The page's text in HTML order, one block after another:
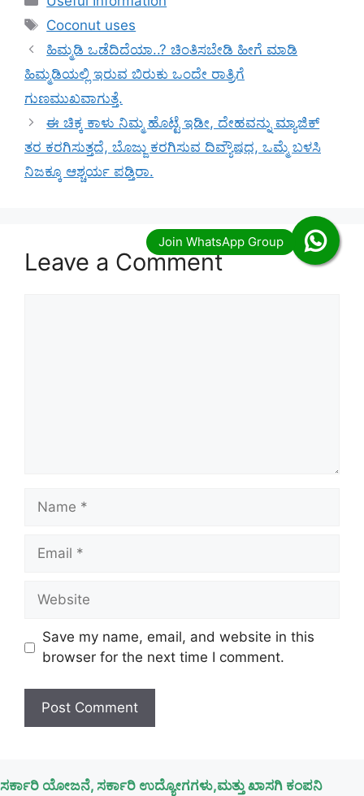
Tags
Coconut uses
ಹಿಮ್ಮಡಿ ಒಡೆದಿದೆಯಾ..? ಚಿಂತಿಸಬೇಡಿ ಹೀಗೆ ಮಾಡಿ
ಹಿಮ್ಮಡಿಯಲ್ಲಿ ಇರುವ ಬಿರುಕು ಒಂದೇ ರಾತ್ರಿಗೆ
ಗುಣಮುಖವಾಗುತ್ತೆ.
ಈ ಚಿಕ್ಕ ಕಾಳು ನಿಮ್ಮ ಹೊಟ್ಟೆ ಇಡೀ, ದೇಹವನ್ನು ಮ್ಯಾಜಿಕ್
ತರ ಕರಗಿಸುತ್ತದೆ, ಬೊಜ್ಜು ಕರಗಿಸುವ ದಿವ್ಯೌಷಧ, ಒಮ್ಮೆ ಬಳಸಿ
ನಿಜಕ್ಕೂ ಆಶ್ಚರ್ಯ ಪಡ್ತಿರಾ.
Leave a Comment
Name
Email
Website
Save my name, email, and website in this
browser for the next time I comment.
ಸರ್ಕಾರಿ ಯೋಜನೆ, ಸರ್ಕಾರಿ ಉದ್ಯೋಗಗಳು,ಮತ್ತು ಖಾಸಗಿ ಕಂಪನಿ